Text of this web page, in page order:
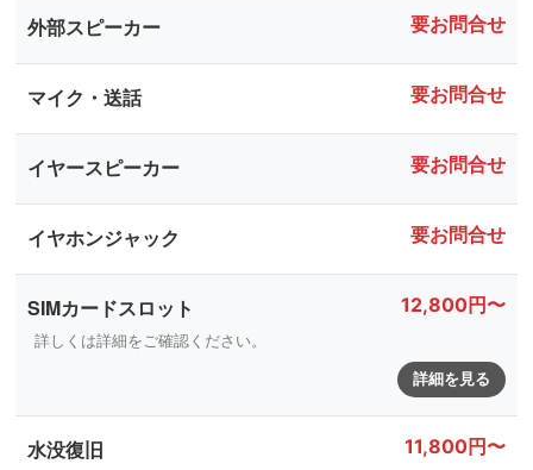
外部スピーカー 要お問合せ
マイク・送話 要お問合せ
イヤースピーカー 要お問合せ
イヤホンジャック 要お問合せ
SIMカードスロット 12,800円〜
詳しくは詳細をご確認ください。
詳細を見る
水没復旧 11,800円〜